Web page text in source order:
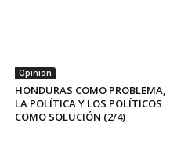
Opinion
HONDURAS COMO PROBLEMA,
LA POLÍTICA Y LOS POLÍTICOS
COMO SOLUCIÓN (2/4)